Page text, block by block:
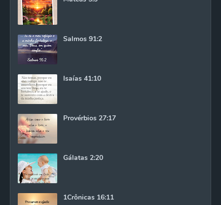
Salmos 91:2
Isaías 41:10
Provérbios 27:17
Gálatas 2:20
1Crônicas 16:11